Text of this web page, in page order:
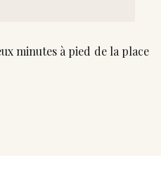
minutes à pied de la place